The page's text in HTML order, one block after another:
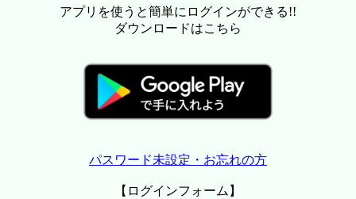
アプリを使うと簡単にログインができる!!
ダウンロードはこちら
パスワード未設定・お忘れの方
【ログインフォーム】